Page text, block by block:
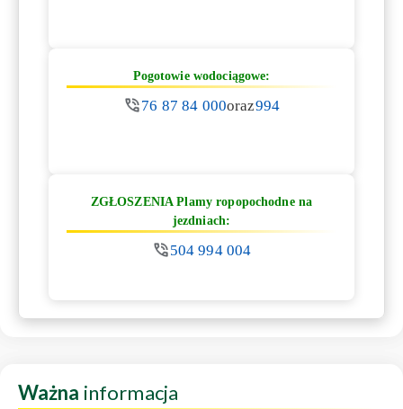
Pogotowie wodociągowe:
76 87 84 000oraz994
ZGŁOSZENIA Plamy ropopochodne na
jezdniach:
504 994 004
Ważna informacja